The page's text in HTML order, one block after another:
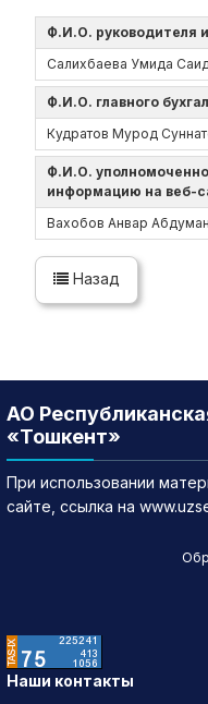
Ф.И.О. руководителя
Салихбаева Умида
Ф.И.О. главного
Кудратов Мурод
Ф.И.О.
информацию на веб-
Вахобов Анвар
Назад
АО
«Тошкент»
При использовании
сайте, ссылка на
Наши контакты